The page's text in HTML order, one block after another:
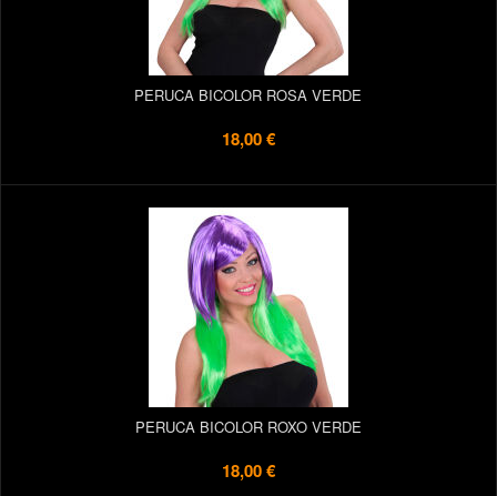
PERUCA BICOLOR ROSA VERDE
18,00 €
PERUCA BICOLOR ROXO VERDE
18,00 €